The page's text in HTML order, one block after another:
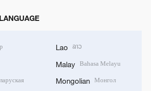
Lao ລາວ
Malay Bahasa Melayu
Mongolian Монгол